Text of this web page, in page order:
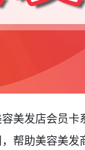
美发店会员卡
帮助美容美